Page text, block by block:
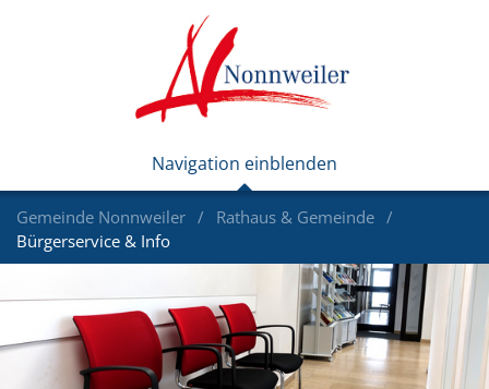
Gemeinde Nonnweiler
Rathaus & Gemeinde
Bürgerservice & Info